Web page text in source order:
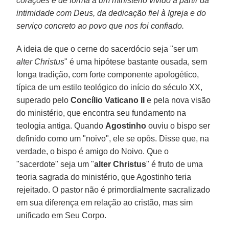
intimidade com Deus, da dedicação fiel à Igreja e do
serviço concreto ao povo que nos foi confiado.
A ideia de que o cerne do sacerdócio seja "ser um
alter Christus" é uma hipótese bastante ousada, sem
longa tradição, com forte componente apologético,
típica de um estilo teológico do início do século XX,
superado peloConcílio Vaticano II
e pela nova visão
do ministério, que encontra seu fundamento na
teologia antiga. Quando Agostinho ouviu o bispo ser
definido como um "noivo", ele se opôs. Disse que, na
verdade, o bispo é amigo do Noivo. Que o
"sacerdote" seja um "alter Christus" é fruto de uma
teoria sagrada do ministério, que Agostinho teria
rejeitado. O pastor não é primordialmente sacralizado
em sua diferença em relação ao cristão, mas sim
unificado em Seu Corpo.